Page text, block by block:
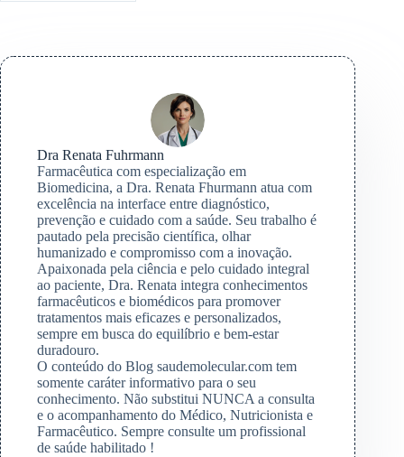
Dra Renata Fuhrmann
Farmacêutica com especialização em
Biomedicina, a Dra. Renata Fhurmann atua com
excelência na interface entre diagnóstico,
prevenção e cuidado com a saúde. Seu trabalho é
pautado pela precisão científica, olhar
humanizado e compromisso com a inovação.
Apaixonada pela ciência e pelo cuidado integral
ao paciente, Dra. Renata integra conhecimentos
farmacêuticos e biomédicos para promover
tratamentos mais eficazes e personalizados,
sempre em busca do equilíbrio e bem-estar
duradouro.
O conteúdo do Blog saudemolecular.com tem
somente caráter informativo para o seu
conhecimento. Não substitui NUNCA a consulta
e o acompanhamento do Médico, Nutricionista e
Farmacêutico. Sempre consulte um profissional
de saúde habilitado !